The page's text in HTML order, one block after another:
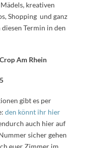
kreativen
Shopping und ganz
Termin in den
Am Rhein
gibt es per
den könnt ihr hier
auch hier auf
sicher gehen